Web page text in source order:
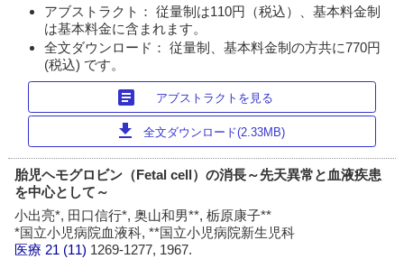
アブストラクト： 従量制は110円（税込）、基本料金制
は基本料金に含まれます。
全文ダウンロード： 従量制、基本料金制の方共に770円
(税込) です。
article アブストラクトを見る
download 全文ダウンロード(2.33MB)
胎児ヘモグロビン（Fetal cell）の消長～先天異常と血液疾患
を中心として～
小出亮*, 田口信行*, 奥山和男**, 栃原康子**
*国立小児病院血液科, **国立小児病院新生児科
医療 21 (11) 1269-1277, 1967.